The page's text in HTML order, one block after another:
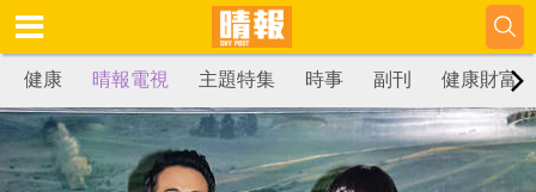
健康 晴報電視 主題特集 時事 副刊 健康財富